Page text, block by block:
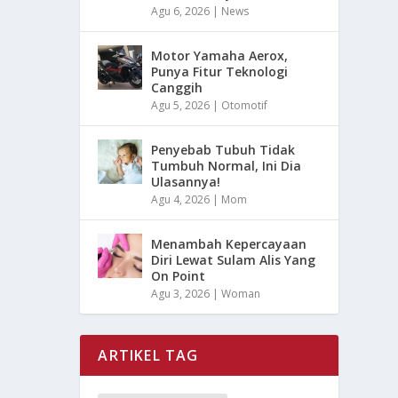
Agu 6, 2026 | News
Motor Yamaha Aerox,
Punya Fitur Teknologi
Canggih
Agu 5, 2026 | Otomotif
Penyebab Tubuh Tidak
Tumbuh Normal, Ini Dia
Ulasannya!
Agu 4, 2026 | Mom
Menambah Kepercayaan
Diri Lewat Sulam Alis Yang
On Point
Agu 3, 2026 |Woman
ARTIKEL TAG